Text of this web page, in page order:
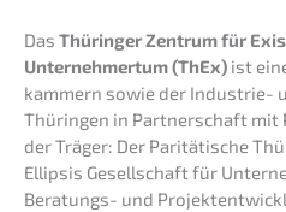
Das Thürin­ger Zentrum für
Unter­neh­mer­tum (ThEx) ist
kam­mern sowie der Indus­trie-
Thürin­gen in Partner­schaft mit
der Träger: Der Paritä­ti­sche
Ellip­sis Gesell­schaft für
Beratungs- und